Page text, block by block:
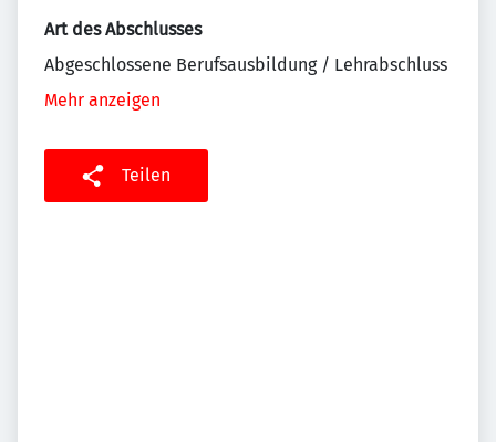
Art des Abschlusses
Abgeschlossene Berufsausbildung / Lehrabschluss
Mehr anzeigen
Teilen